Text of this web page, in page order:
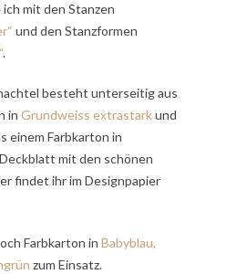
mit den Stanzen
und den Stanzformen
.
besteht unterseitig aus
in Grundweiss extrastarkund
einem Farbkarton in
mit den schönen
findet ihr im Designpapier
Farbkarton in Babyblau,
zum Einsatz.